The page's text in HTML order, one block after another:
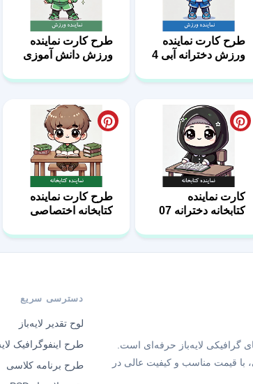
طرح کارت نماینده
ورزش دخترانه آبی 4
طرح کارت نماینده
ورزش دانش آموزی
کارت نماینده
کتابخانه دخترانه 07
طرح کارت نماینده
کتابخانه اختصاصی
گرافیکی لایه‌باز حرفه‌ای است.
با قیمت مناسب و کیفیت عالی در
دسترسی سریع
لوح تقدیر لایه‌باز
طرح اینفوگرافیک
طرح برنامه کلاسی